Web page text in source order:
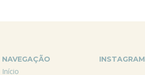
NAVEGAÇÃO
Início
INSTAGRAM